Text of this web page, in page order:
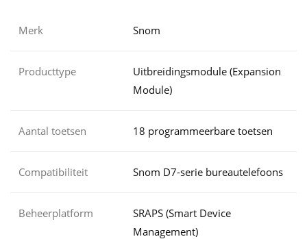
Merk Snom
Producttype
Uitbreidingsmodule (Expansion
Module)
Aantal toetsen 18 programmeerbare toetsen
Compatibiliteit Snom D7-serie bureautelefoons
Beheerplatform
SRAPS (Smart Device
Management)